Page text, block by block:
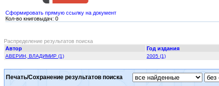
Сформировать прямую ссылку на документ
Кол-во книговыдач: 0
Распределение результатов поиска
Автор
Год издания
АВЕРИН, ВЛАДИМИР (1) 2005 (1)
Печать/Сохранение результатов поиска